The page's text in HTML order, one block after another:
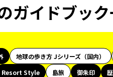
ガイドブッ
地球の歩き方 Jシリーズ（国内）
Resort Style 島旅 御朱印